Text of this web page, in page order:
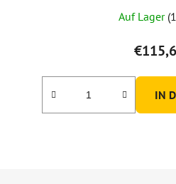
Auf Lager
IN